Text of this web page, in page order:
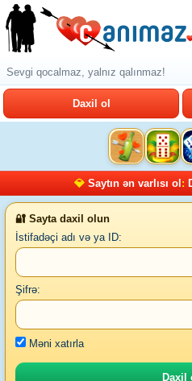
Sevgi qocalmaz, yalnız qalınmaz!
Daxil ol
💎 Saytın ən varlısı ol :
🔐 Sayta daxil olun
İstifadəçi adı və ya ID:
Şifrə:
Məni xatırla